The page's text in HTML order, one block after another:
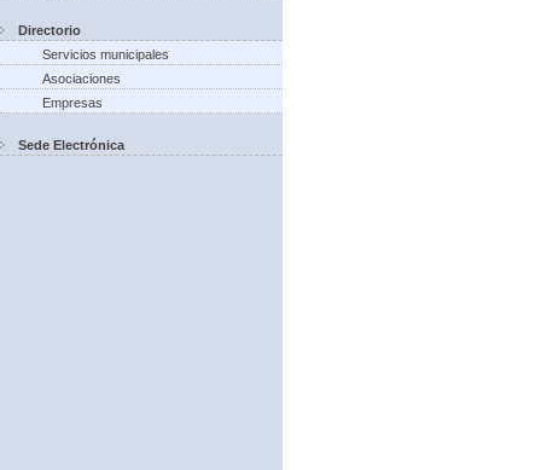
Directorio
Servicios municipales
Asociaciones
Empresas
Sede Electrónica